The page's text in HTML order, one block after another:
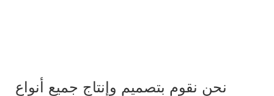
نحن نقوم بتصميم وإنتاج جميع أنواع